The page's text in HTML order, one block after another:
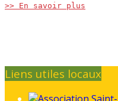
>> En savoir plus
Liens utiles locaux